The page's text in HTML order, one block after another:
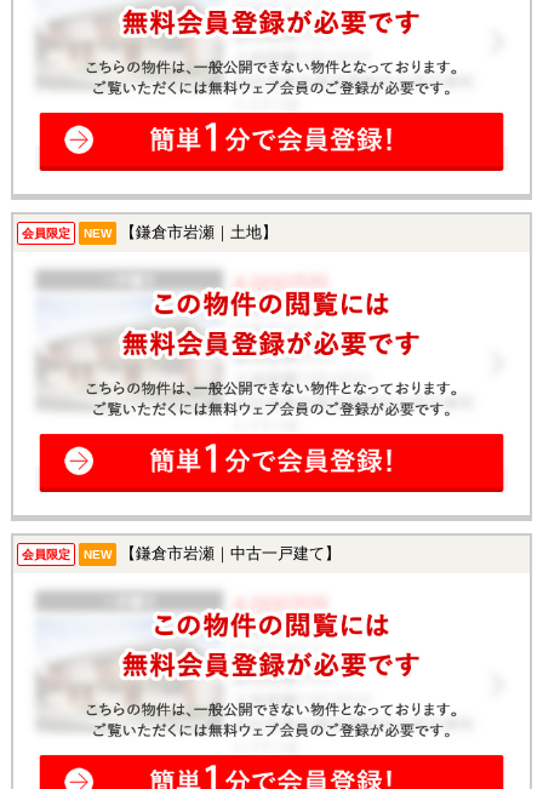
会員限定 NEW 【鎌倉市岩瀬｜土地】
会員限定 NEW 【鎌倉市岩瀬｜中古一戸建て】